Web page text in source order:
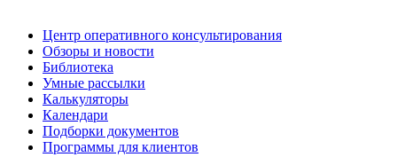
Центр оперативного консультирования
Обзоры и новости
Библиотека
Умные рассылки
Калькуляторы
Календари
Подборки документов
Программы для клиентов